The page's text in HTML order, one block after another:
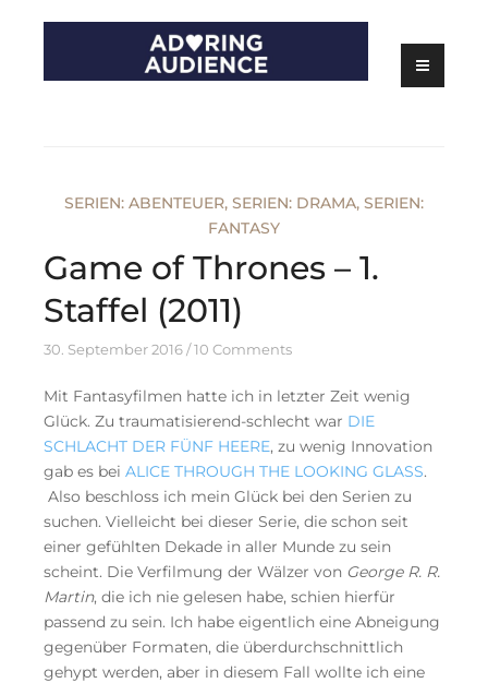
content
SERIEN: ABENTEUER, SERIEN: DRAMA, SERIEN:
FANTASY
Game of Thrones – 1.
Staffel (2011)
30. September 2016 10 Comments
Mit Fantasyfilmen hatte ich in letzter Zeit wenig
Glück. Zu traumatisierend-schlecht war DIE
SCHLACHT DER FÜNF HEERE, zu wenig Innovation
gab es bei ALICE THROUGH THE LOOKING GLASS.
Also beschloss ich mein Glück bei den Serien zu
suchen. Vielleicht bei dieser Serie, die schon seit
einer gefühlten Dekade in aller Munde zu sein
scheint. Die Verfilmung der Wälzer von George R. R.
Martin, die ich nie gelesen habe, schien hierfür
passend zu sein. Ich habe eigentlich eine Abneigung
gegenüber Formaten, die überdurchschnittlich
gehypt werden, aber in diesem Fall wollte ich eine